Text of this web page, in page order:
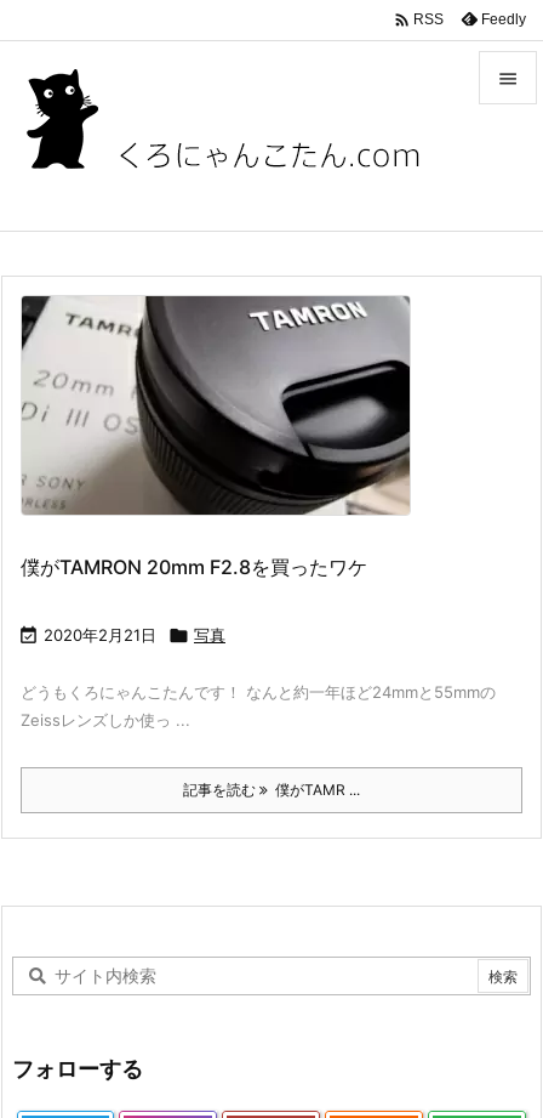

前へ
 RSS Feedly
僕がTAMRON 20mm F2.8を買ったワケ
 2020年2月21日  写真
どうもくろにゃんこたんです！ なんと約一年ほど24mmと55mmの
Zeissレンズしか使っ ...
記事を読む 僕がTAMR ...
フォローする